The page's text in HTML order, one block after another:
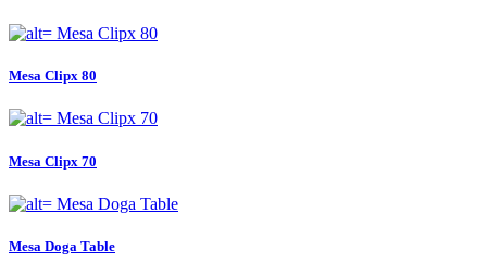
Mesa Clipx 80
Mesa Clipx 70
Mesa Doga Table